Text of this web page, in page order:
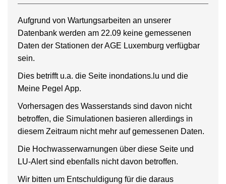
Aufgrund von Wartungsarbeiten an unserer
Datenbank werden am 22.09 keine gemessenen
Daten der Stationen der AGE Luxemburg verfügbar
sein.
Dies betrifft u.a. die Seite inondations.lu und die
Meine Pegel App.
Vorhersagen des Wasserstands sind davon nicht
betroffen, die Simulationen basieren allerdings in
diesem Zeitraum nicht mehr auf gemessenen Daten.
Die Hochwasserwarnungen über diese Seite und
LU-Alert sind ebenfalls nicht davon betroffen.
Wir bitten um Entschuldigung für die daraus